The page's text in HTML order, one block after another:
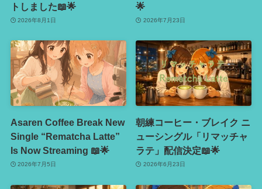
トしました📖🌟
2026年8月1日
🌟
2026年7月23日
Asaren Coffee Break New
Single “Rematcha Latte”
Is Now Streaming 📖🌟
2026年7月5日
朝練コーヒー・ブレイク ニ
ューシングル「リマッチャ
ラテ」配信決定📖🌟
2026年6月23日